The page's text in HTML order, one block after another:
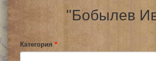
"Бобылев
Категория *